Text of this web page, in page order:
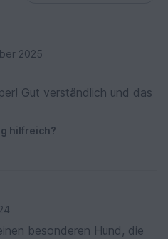
2025
Gut verständlich und das
hilfreich?
besonderen Hund, die